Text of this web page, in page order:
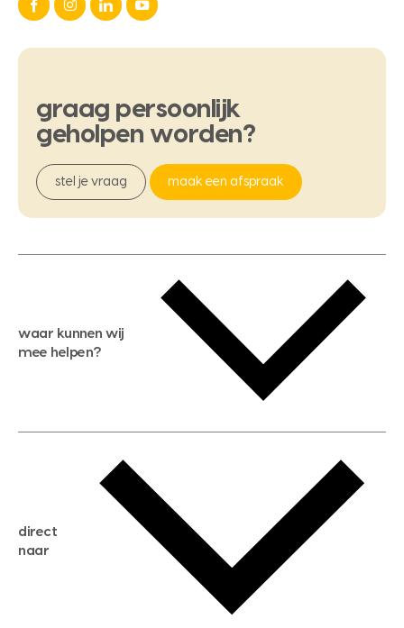
graag persoonlijk
geholpen worden?
stel je vraag maak een afspraak
waar kunnen wij
mee helpen?
gratis zoekservice
huis verkopen
huis kopen
direct
naar